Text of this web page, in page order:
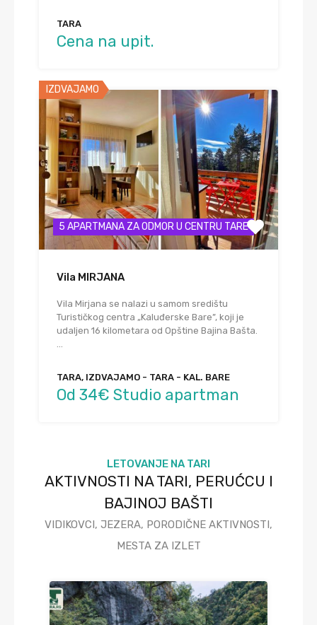
TARA
Cena na upit.
IZDVAJAMO
5 APARTMANA ZA ODMOR U CENTRU TARE
Vila MIRJANA
Vila Mirjana se nalazi u samom središtu
Turističkog centra „Kaluđerske Bare”, koji je
udaljen 16 kilometara od Opštine Bajina Bašta.
TARA, IZDVAJAMO - TARA - KAL. BARE
Od 34€ Studio apartman
LETOVANJE NA TARI
AKTIVNOSTI NA TARI, PERUĆCU I
BAJINOJ BAŠTI
VIDIKOVCI, JEZERA, PORODIČNE AKTIVNOSTI,
MESTA ZA IZLET